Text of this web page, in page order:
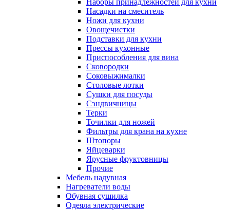
Наборы принадлежностей для кухни
Насадки на смеситель
Ножи для кухни
Овощечистки
Подставки для кухни
Прессы кухонные
Приспособления для вина
Сковородки
Соковыжималки
Столовые лотки
Сушки для посуды
Сэндвичницы
Терки
Точилки для ножей
Фильтры для крана на кухне
Штопоры
Яйцеварки
Ярусные фруктовницы
Прочие
Мебель надувная
Нагреватели воды
Обувная сушилка
Одеяла электрические